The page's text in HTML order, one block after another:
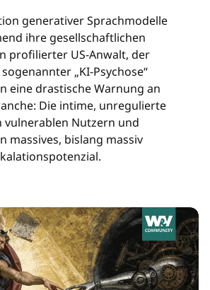
generativer Sprachmodelle
ihre gesellschaftlichen
profilierter US-Anwalt, der
„KI-Psychose“
eine drastische Warnung an
Die intime, unregulierte
vulnerablen Nutzern und
massives, bislang massiv